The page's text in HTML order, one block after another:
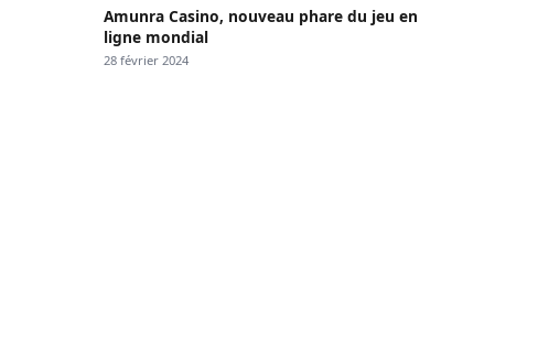
Amunra Casino, nouveau phare du jeu en
ligne mondial
28 février 2024